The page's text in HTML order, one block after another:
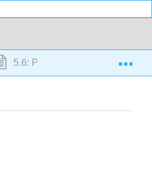
5.6: Розділ Ресурси